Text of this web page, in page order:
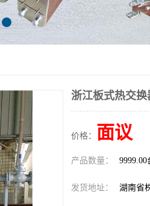
浙江板式热交
价格： 面议
产品数量： 9999.00
发货地址： 湖南省